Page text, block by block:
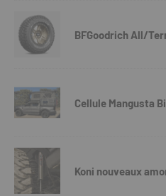
BFGoodrich All/
Cellule Mangusta
Koni nouveaux